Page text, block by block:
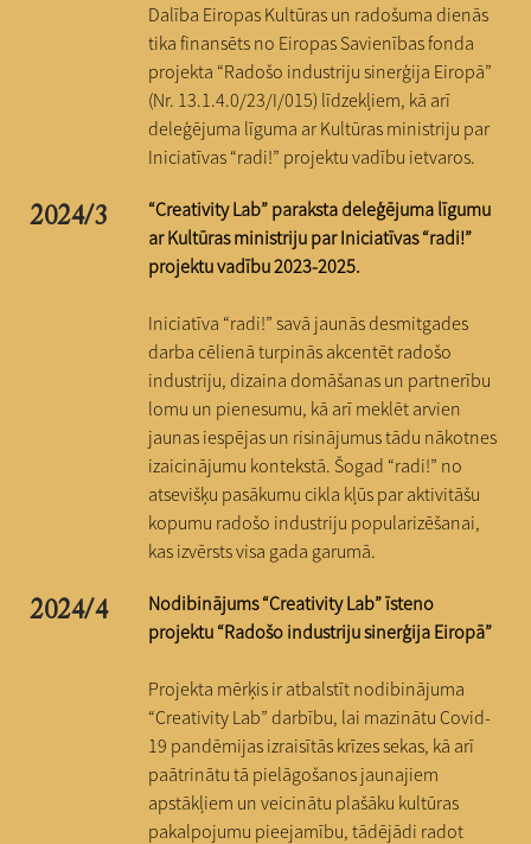
Dalība Eiropas Kultūras un radošuma dienās
tika finansēts no Eiropas Savienības fonda
projekta “Radošo industriju sinerģija Eiropā”
(Nr. 13.1.4.0/23/I/015) līdzekļiem, kā arī
deleģējuma līguma ar Kultūras ministriju par
Iniciatīvas “radi!” projektu vadību ietvaros.
2024/3
“Creativity Lab” paraksta deleģējuma līgumu
ar Kultūras ministriju par Iniciatīvas “radi!”
projektu vadību 2023-2025.
Iniciatīva “radi!” savā jaunās desmitgades
darba cēlienā turpinās akcentēt radošo
industriju, dizaina domāšanas un partnerību
lomu un pienesumu, kā arī meklēt arvien
jaunas iespējas un risinājumus tādu nākotnes
izaicinājumu kontekstā. Šogad “radi!” no
atsevišķu pasākumu cikla kļūs par aktivitāšu
kopumu radošo industriju popularizēšanai,
kas izvērsts visa gada garumā.
2024/4
Nodibinājums “Creativity Lab” īsteno
projektu “Radošo industriju sinerģija Eiropā”​
Projekta mērķis ir atbalstīt nodibinājuma
“Creativity Lab” darbību, lai mazinātu Covid-
19 pandēmijas izraisītās krīzes sekas, kā arī
paātrinātu tā pielāgošanos jaunajiem
apstākļiem un veicinātu plašāku kultūras
pakalpojumu pieejamību, tādējādi radot